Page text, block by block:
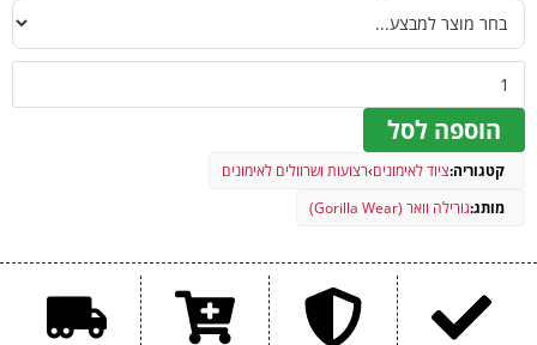
הוספה לסל
קטגוריה:ציוד לאימונים›רצועות ושרוולים לאימונים
מותג:גורילה וואר (Gorilla Wear)